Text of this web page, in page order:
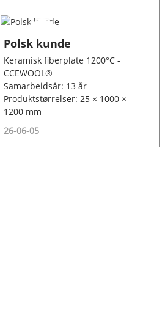
Polsk kunde
Keramisk fiberplate 1200°C -
CCEWOOL®
Samarbeidsår: 13 år
Produktstørrelser: 25 × 1000 ×
1200 mm
26-06-05